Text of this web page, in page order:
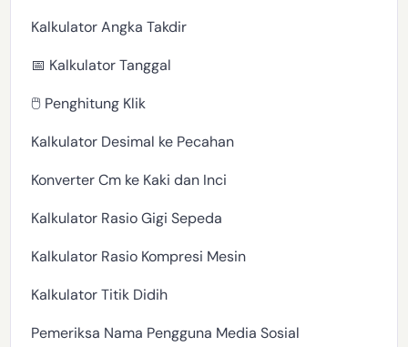
Kalkulator Angka Takdir
📅 Kalkulator Tanggal
🖱️ Penghitung Klik
Kalkulator Desimal ke Pecahan
Konverter Cm ke Kaki dan Inci
Kalkulator Rasio Gigi Sepeda
Kalkulator Rasio Kompresi Mesin
Kalkulator Titik Didih
Pemeriksa Nama Pengguna Media Sosial